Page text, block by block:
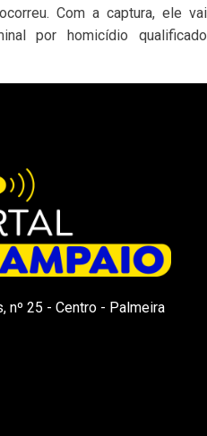
Com a captura, ele vai
por homicídio qualificado
nº 25 - Centro - Palmeira